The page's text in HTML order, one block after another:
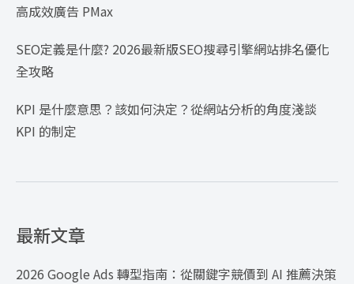
高成效廣告 PMax
SEO定義是什麼? 2026最新版SEO搜尋引擎網站排名優化
全攻略
KPI 是什麼意思？該如何決定？從網站分析的角度淺談
KPI 的制定
最新文章
2026 Google Ads 轉型指南：從關鍵字競價到 AI 推薦決策